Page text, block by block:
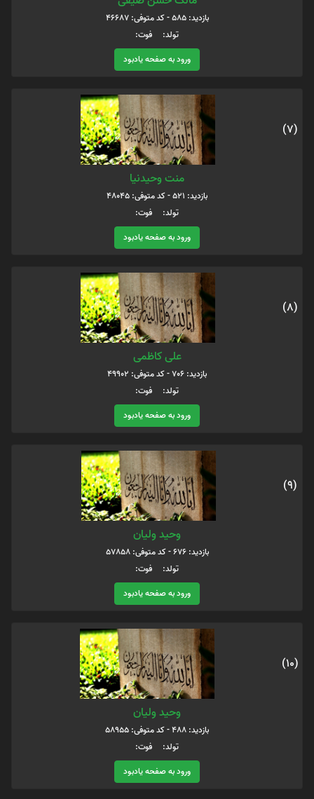
بازدید: 585 - کد متوفی: 46687
تولد: فوت:
ورود به صفحه یادبود
(7)
منت وحیدنیا
بازدید: 521 - کد متوفی: 48045
تولد: فوت:
ورود به صفحه یادبود
(8)
علی کاظمی
بازدید: 706 - کد متوفی: 49902
تولد: فوت:
ورود به صفحه یادبود
(9)
وحید ولیان
بازدید: 676 - کد متوفی: 57858
تولد: فوت:
ورود به صفحه یادبود
(10)
وحید ولیان
بازدید: 488 - کد متوفی: 58955
تولد: فوت:
ورود به صفحه یادبود